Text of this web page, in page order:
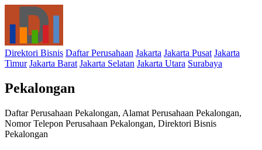
Direktori Bisnis Daftar Perusahaan Jakarta Jakarta Pusat Jakarta
Timur Jakarta Barat Jakarta Selatan Jakarta Utara Surabaya
Pekalongan
Daftar Perusahaan Pekalongan, Alamat Perusahaan Pekalongan,
Nomor Telepon Perusahaan Pekalongan, Direktori Bisnis
Pekalongan